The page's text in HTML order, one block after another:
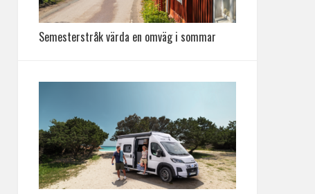
Semesterstråk värda en omväg i sommar